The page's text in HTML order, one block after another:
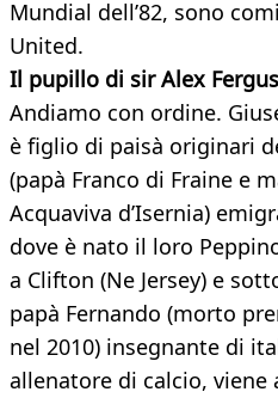
Mundial dell’82, sono
United.
Il pupillo di sir Alex
Andiamo con ordine.
è figlio di paisà originari
(papà Franco di Fraine e
Acquaviva d’Isernia)
dove è nato il loro
a Clifton (Ne Jersey) e
papà Fernando (morto
nel 2010) insegnante di
allenatore di calcio, viene